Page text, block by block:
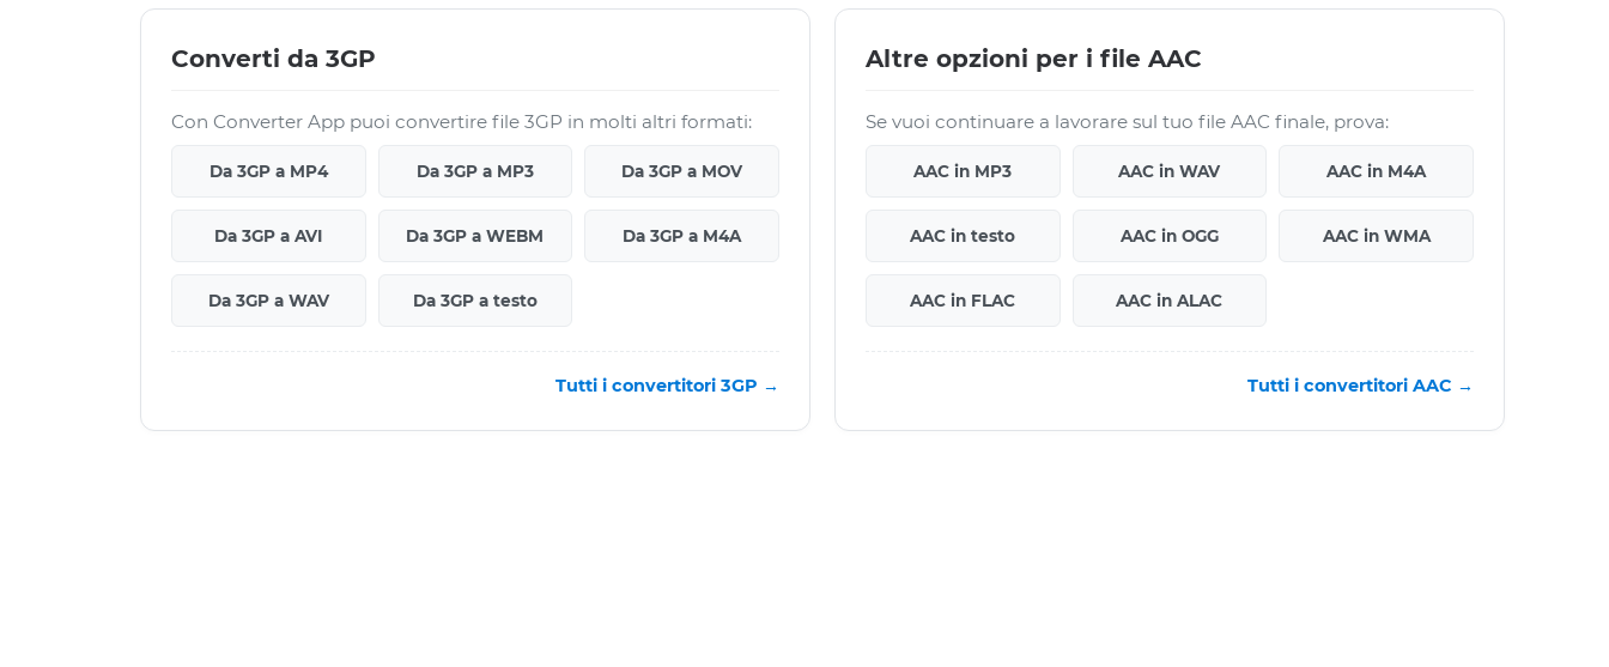
Converti da 3GP
Con Converter App puoi convertire file 3GP in molti altri formati:
Da 3GP a MP4 Da 3GP a MP3 Da 3GP a MOV
Da 3GP a AVI Da 3GP a WEBM Da 3GP a M4A
Da 3GP a WAV Da 3GP a testo
Tutti i convertitori 3GP →
Altre opzioni per i file AAC
Se vuoi continuare a lavorare sul tuo file AAC finale, prova:
AAC in MP3 AAC in WAV AAC in M4A
AAC in testo AAC in OGG AAC in WMA
AAC in FLAC AAC in ALAC
Tutti i convertitori AAC →